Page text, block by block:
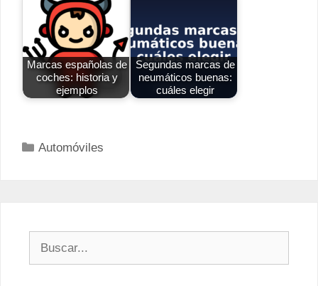
Marcas españolas de
coches: historia y
ejemplos
Segundas marcas de
neumáticos buenas:
cuáles elegir
Categorías
Automóviles